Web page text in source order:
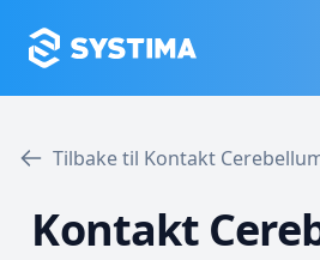
Tilbake til Kontakt
Kontakt